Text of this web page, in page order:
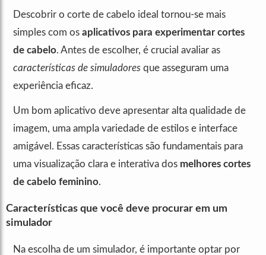
Descobrir o corte de cabelo ideal tornou-se mais
simples com os aplicativos para experimentar cortes
de cabelo. Antes de escolher, é crucial avaliar as
características de simuladores que asseguram uma
experiência eficaz.
Um bom aplicativo deve apresentar alta qualidade de
imagem, uma ampla variedade de estilos e interface
amigável. Essas características são fundamentais para
uma visualização clara e interativa dos melhores cortes
de cabelo feminino.
Características que você deve procurar em um
simulador
Na escolha de um simulador, é importante optar por